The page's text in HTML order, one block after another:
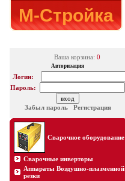
М-Стройка
Ваша корзина: 0
Авторизация
Логин:
Пароль:
Забыл пароль Регистрация
Сварочное оборудование
Сварочные инверторы
Аппараты Воздушно-плазменной
резки